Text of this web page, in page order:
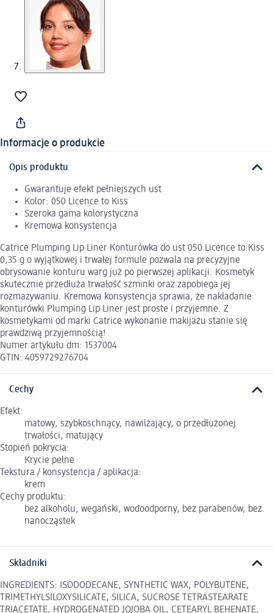
Informacje o produkcie
Opis produktu
Gwarantuje efekt pełniejszych ust
Kolor: 050 Licence to Kiss
Szeroka gama kolorystyczna
Kremowa konsystencja
Catrice Plumping Lip Liner Konturówka do ust 050 Licence to Kiss
0,35 g o wyjątkowej i trwałej formule pozwala na precyzyjne
obrysowanie konturu warg już po pierwszej aplikacji. Kosmetyk
skutecznie przedłuża trwałość szminki oraz zapobiega jej
rozmazywaniu. Kremowa konsystencja sprawia, że nakładanie
konturówki Plumping Lip Liner jest proste i przyjemne. Z
kosmetykami od marki Catrice wykonanie makijażu stanie się
prawdziwą przyjemnością!
Numer artykułu dm: 1537004
GTIN: 4059729276704
Cechy
Efekt:
matowy, szybkoschnący, nawilżający, o przedłużonej
trwałości, matujący
Stopień pokrycia:
Krycie pełne
Tekstura / konsystencja / aplikacja:
krem
Cechy produktu:
bez alkoholu, wegański, wodoodporny, bez parabenów, bez
nanocząstek
Składniki
INGREDIENTS: ISODODECANE, SYNTHETIC WAX, POLYBUTENE,
TRIMETHYLSILOXYSILICATE, SILICA, SUCROSE TETRASTEARATE
TRIACETATE, HYDROGENATED JOJOBA OIL, CETEARYL BEHENATE,